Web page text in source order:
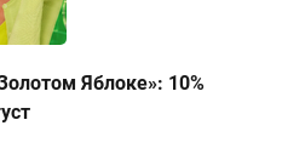
Яблоке»: 10%